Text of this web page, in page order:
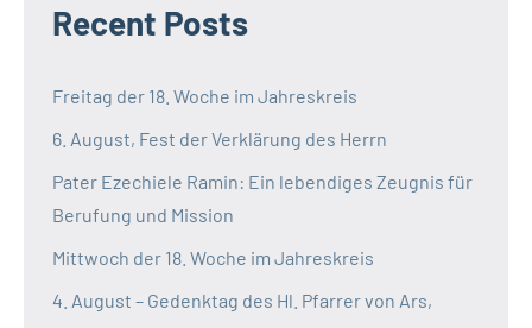
Recent Posts
Freitag der 18. Woche im Jahreskreis
6. August, Fest der Verklärung des Herrn
Pater Ezechiele Ramin: Ein lebendiges Zeugnis für
Berufung und Mission
Mittwoch der 18. Woche im Jahreskreis
4. August – Gedenktag des Hl. Pfarrer von Ars,